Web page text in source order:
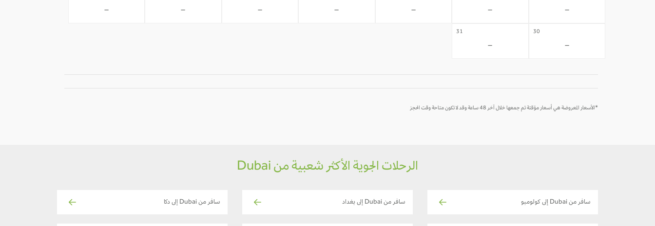
-
-
-
-
-
-
-
30
-
31
-
*الأسعار المعروضة هي أسعار مؤقتة تم جمعها خلال آخر 48 ساعة وقد لا تكون متاحة وقت الحجز
الرحلات الجوية الأكثر شعبية من Dubai
سافر من Dubai إلى كولومبو سافر من Dubai إلى بغداد سافر من Dubai إلى دكا